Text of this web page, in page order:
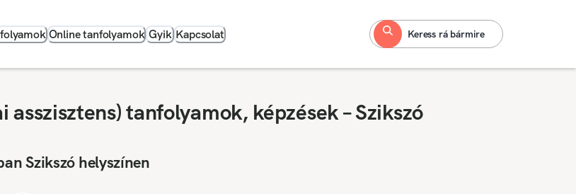
Online tanfolyamok Gyik Kapcsolat Keress rá bármire
asszisztens) tanfolyamok, képzések – Szikszó
Szikszó helyszínen